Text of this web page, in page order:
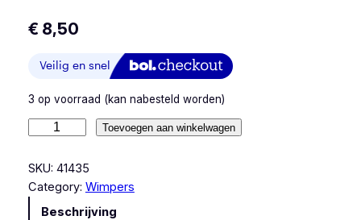
€ 8,50
3 op voorraad (kan nabesteld worden)
P
R
o
Toevoegen aan winkelwagen
SKU: 41435
Category: Wimpers
Beschrijving